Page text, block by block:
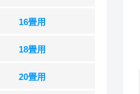
16畳用
18畳用
20畳用